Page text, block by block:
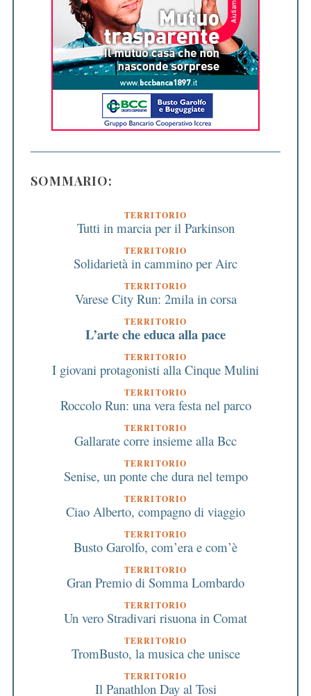
SOMMARIO:
TERRITORIO
Tutti in marcia per il Parkinson
TERRITORIO
Solidarietà in cammino per Airc
TERRITORIO
Varese City Run: 2mila in corsa
TERRITORIO
L’arte che educa alla pace
TERRITORIO
I giovani protagonisti alla Cinque Mulini
TERRITORIO
Roccolo Run: una vera festa nel parco
TERRITORIO
Gallarate corre insieme alla Bcc
TERRITORIO
Senise, un ponte che dura nel tempo
TERRITORIO
Ciao Alberto, compagno di viaggio
TERRITORIO
Busto Garolfo, com’era e com’è
TERRITORIO
Gran Premio di Somma Lombardo
TERRITORIO
Un vero Stradivari risuona in Comat
TERRITORIO
TromBusto, la musica che unisce
TERRITORIO
Il Panathlon Day al Tosi